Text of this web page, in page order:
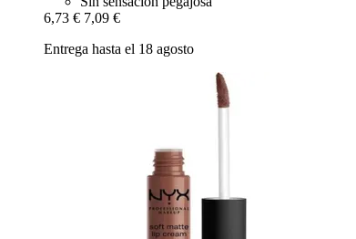
6,73 € 7,09 €
Entrega hasta el 18 agosto